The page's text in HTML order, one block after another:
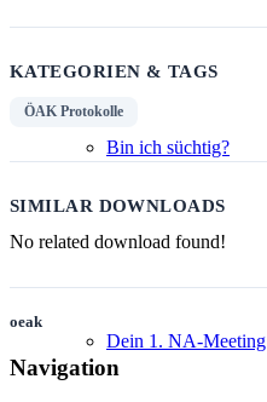
Bin ich süchtig?
Dein 1. NA-Meeting
KATEGORIEN & TAGS
ÖAK Protokolle
SIMILAR DOWNLOADS
No related download found!
oeak
Navigation